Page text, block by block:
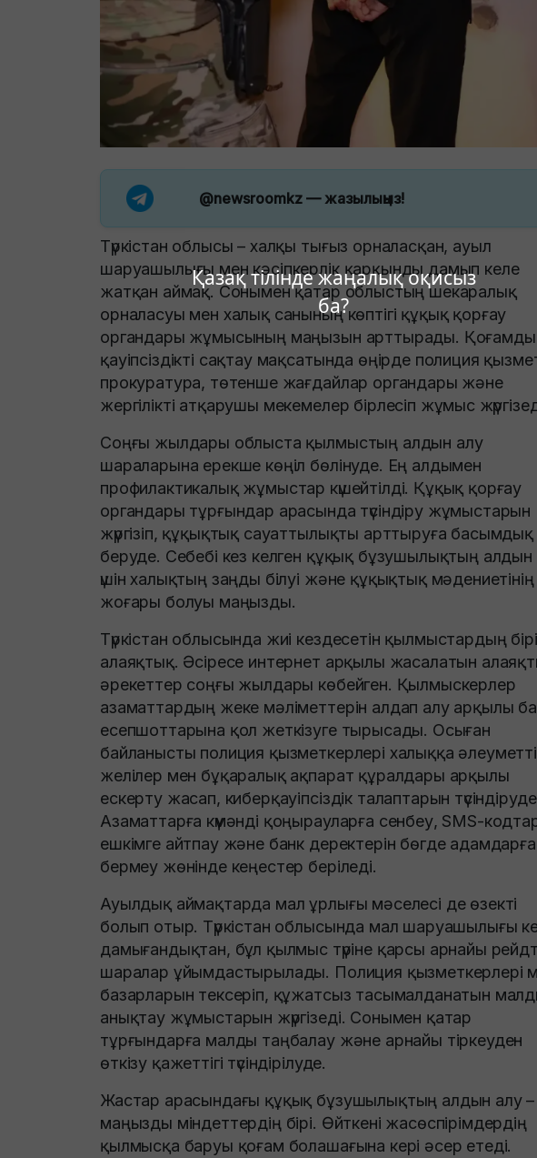
Қазақ тілінде жаңалық оқисыз
ба?
@newsroomkz— жазылыңыз!
Түркістан облысы – халқы тығыз орналасқан, ауыл
шаруашылығы мен кәсіпкерлік қарқынды дамып келе
жатқан аймақ. Сонымен қатар облыстың шекаралық
орналасуы мен халық санының көптігі құқық қорғау
органдары жұмысының маңызын арттырады.
қауіпсіздікті сақтау мақсатында өңірде полиция
прокуратура, төтенше жағдайлар органдары және
жергілікті атқарушы мекемелер бірлесіп жұмыс
Соңғы жылдары облыста қылмыстың алдын алу
шараларына ерекше көңіл бөлінуде. Ең алдымен
профилактикалық жұмыстар күшейтілді. Құқық қорғау
органдары тұрғындар арасында түсіндіру жұмыстарын
жүргізіп, құқықтық сауаттылықты арттыруға басымдық
беруде. Себебі кез келген құқық бұзушылықтың алдын
үшін халықтың заңды білуі және құқықтық мәдениетінің
жоғары болуы маңызды.
Түркістан облысында жиі кездесетін қылмыстардың
алаяқтық. Әсіресе интернет арқылы жасалатын
әрекеттер соңғы жылдары көбейген. Қылмыскерлер
азаматтардың жеке мәліметтерін алдап алу арқылы
есепшоттарына қол жеткізуге тырысады. Осыған
байланысты полиция қызметкерлері халыққа
желілер мен бұқаралық ақпарат құралдары арқылы
ескерту жасап, киберқауіпсіздік талаптарын
Азаматтарға күмәнді қоңырауларға сенбеу, SMS-
ешкімге айтпау және банк деректерін бөгде адамдарға
бермеу жөнінде кеңестер беріледі.
Ауылдық аймақтарда мал ұрлығы мәселесі де өзекті
болып отыр. Түркістан облысында мал шаруашылығы
дамығандықтан, бұл қылмыс түріне қарсы арнайы
шаралар ұйымдастырылады. Полиция қызметкерлері
базарларын тексеріп, құжатсыз тасымалданатын
анықтау жұмыстарын жүргізеді. Сонымен қатар
тұрғындарға малды таңбалау және арнайы тіркеуден
өткізу қажеттігі түсіндірілуде.
Жастар арасындағы құқық бұзушылықтың алдын алу –
маңызды міндеттердің бірі. Өйткені жасөспірімдердің
қылмысқа баруы қоғам болашағына кері әсер етеді.